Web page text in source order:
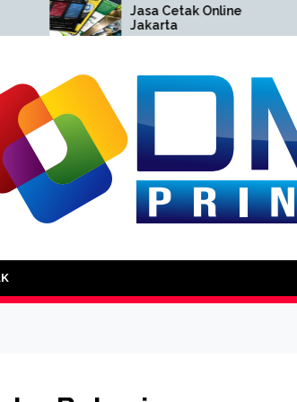
Jasa Cetak Online
Jakarta
Printing